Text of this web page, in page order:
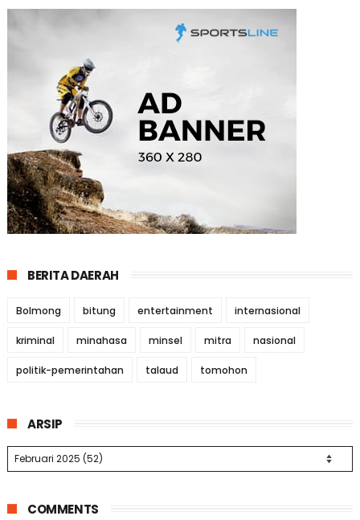
BERITA DAERAH
Bolmong bitung entertainment internasional
kriminal minahasa minsel mitra nasional
politik-pemerintahan talaud tomohon
ARSIP
COMMENTS